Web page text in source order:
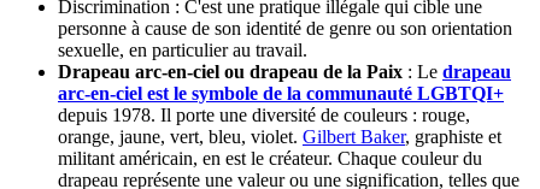
Discrimination : C'est une pratique illégale qui cible une
personne à cause de son identité de genre ou son orientation
sexuelle, en particulier au travail.
Drapeau arc-en-ciel ou drapeau de la Paix : Le drapeau
arc-en-ciel est le symbole de la communauté LGBTQI+
depuis 1978. Il porte une diversité de couleurs : rouge,
orange, jaune, vert, bleu, violet. Gilbert Baker, graphiste et
militant américain, en est le créateur. Chaque couleur du
drapeau représente une valeur ou une signification, telles que